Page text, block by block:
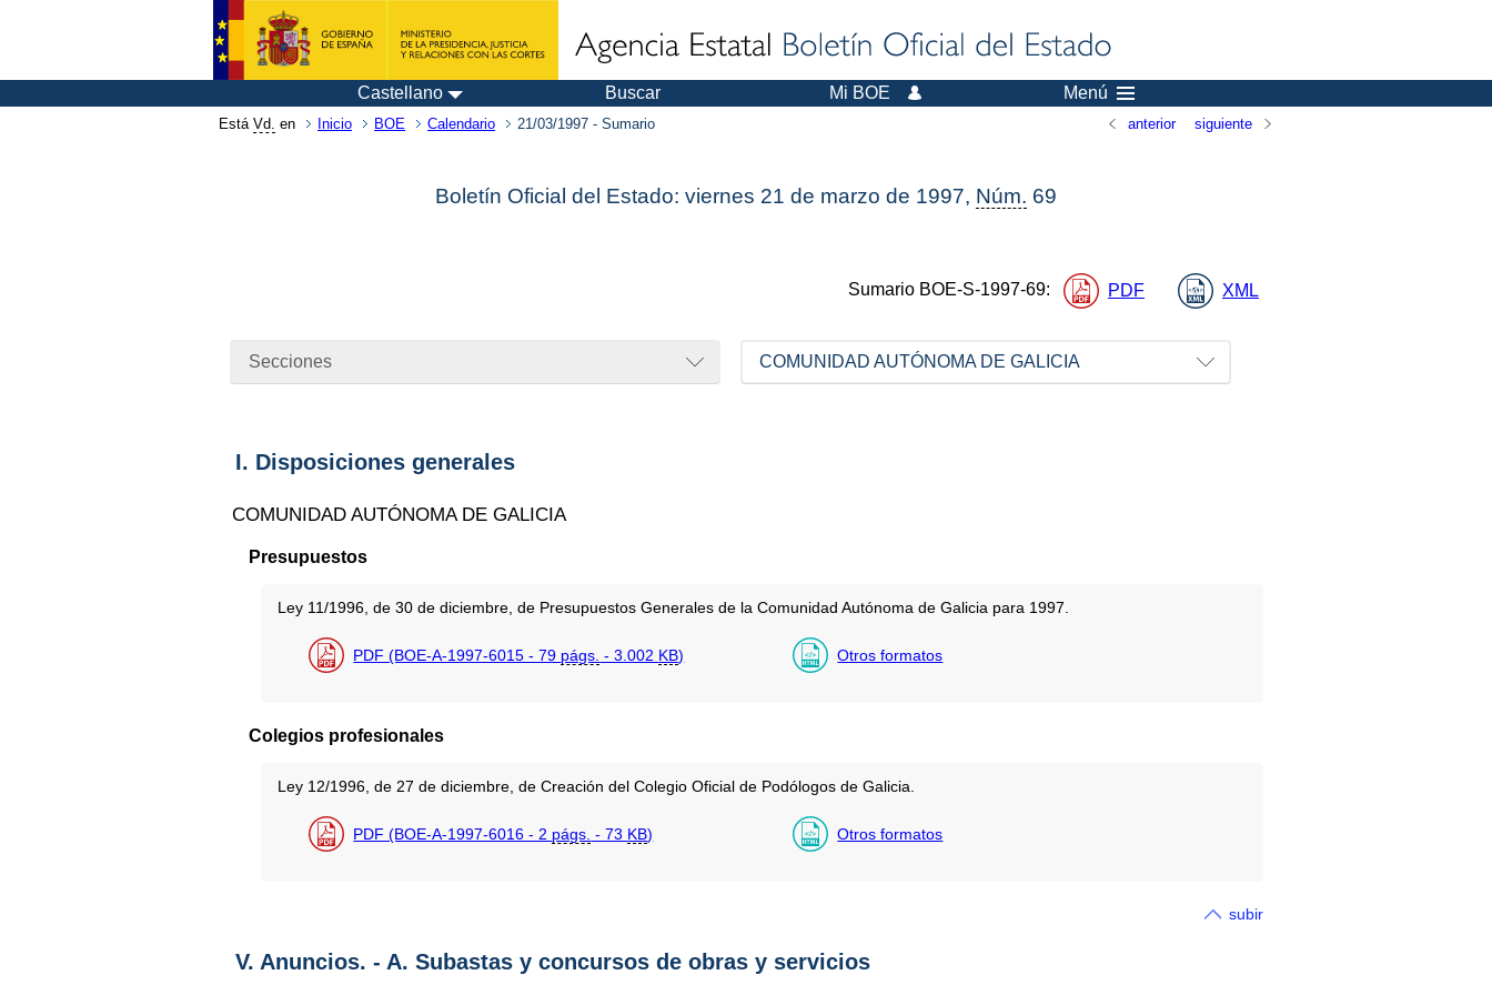
Castellano Buscar Mi BOE Menú
Está Vd. en Inicio BOE Calendario 21/03/1997 - Sumario anterior siguiente
Boletín Oficial del Estado: viernes 21 de marzo de 1997, Núm. 69
Sumario BOE-S-1997-69: PDF XML
Secciones COMUNIDAD AUTÓNOMA DE GALICIA
I. Disposiciones generales
COMUNIDAD AUTÓNOMA DE GALICIA
Presupuestos
Ley 11/1996, de 30 de diciembre, de Presupuestos Generales de la Comunidad Autónoma de Galicia para 1997.
PDF (BOE-A-1997-6015 - 79 págs. - 3.002 KB) Otros formatos
Colegios profesionales
Ley 12/1996, de 27 de diciembre, de Creación del Colegio Oficial de Podólogos de Galicia.
PDF (BOE-A-1997-6016 - 2 págs. - 73 KB) Otros formatos
subir
V. Anuncios. - A. Subastas y concursos de obras y servicios